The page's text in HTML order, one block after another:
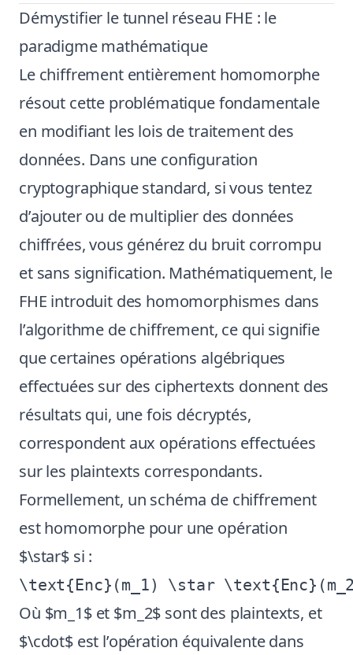
Démystifier le tunnel réseau FHE : le
paradigme mathématique
Le chiffrement entièrement homomorphe
résout cette problématique fondamentale
en modifiant les lois de traitement des
données. Dans une configuration
cryptographique standard, si vous tentez
d’ajouter ou de multiplier des données
chiffrées, vous générez du bruit corrompu
et sans signification. Mathématiquement, le
FHE introduit des homomorphismes dans
l’algorithme de chiffrement, ce qui signifie
que certaines opérations algébriques
effectuées sur des ciphertexts donnent des
résultats qui, une fois décryptés,
correspondent aux opérations effectuées
sur les plaintexts correspondants.
Formellement, un schéma de chiffrement
est homomorphe pour une opération
$\star$ si :
Où $m_1$ et $m_2$ sont des plaintexts, et
$\cdot$ est l’opération équivalente dans